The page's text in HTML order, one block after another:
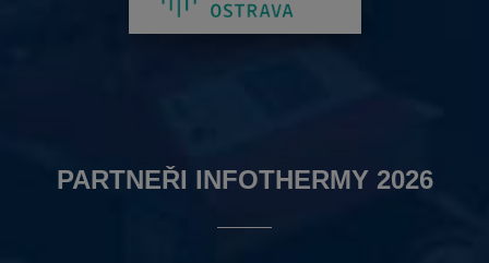
PARTNEŘI INFOTHERMY 2026